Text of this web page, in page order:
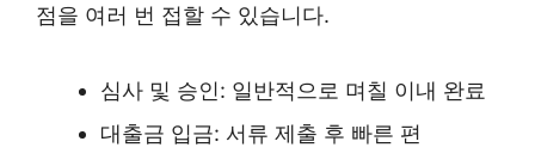
점을 여러 번 접할 수 있습니다.
심사 및 승인: 일반적으로 며칠 이내 완료
대출금 입금: 서류 제출 후 빠른 편